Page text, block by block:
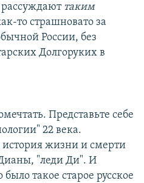
таким
то страшновато за
России, без
Долгоруких в
Представьте себе
22 века.
история жизни и смерти
"леди Ди". И
такое старое русское